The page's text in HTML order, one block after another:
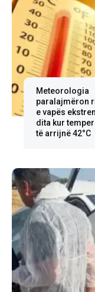
Meteorologia
paralajmëron
e vapës
dita kur
të arrijnë 42°C